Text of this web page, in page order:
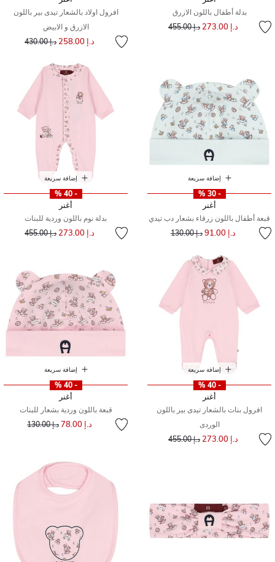
بدلة أطفال باللون الازرق
د.إ 273.00 سعر مخفض مند.إ 455.00
افرول اولاد بالشعار تيدى بير باللون
الازرق و الابيض
د.إ 258.00 سعر مخفض من
د.إ 430.00 إلى
إضافة سريعة
- 30 %
أغنر
قبعة أطفال باللون زرقاء بشعار دب تيدي
د.إ 91.00 سعر مخفض مند.إ 130.00
إضافة سريعة
- 40 %
أغنر
بدلة نوم باللون وردية للبنات
د.إ 273.00 سعر مخفض من
د.إ 455.00 إلى
إضافة سريعة
- 40 %
أغنر
افرول بنات بالشعار تيدى بير باللون
الوردى
د.إ 273.00 سعر مخفض مند.إ 455.00
إضافة سريعة
- 40 %
أغنر
قبعة باللون وردية بشعار للبنات
د.إ 78.00 سعر مخفض من
د.إ 130.00 إلى